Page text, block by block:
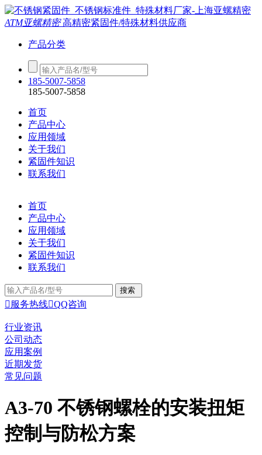
ATM亚螺精密高精密紧固件/特殊材料供应商
产品分类
185-5007-5858
185-5007-5858
首页
产品中心
应用领域
关于我们
紧固件知识
联系我们
首页
产品中心
应用领域
关于我们
紧固件知识
联系我们
 服务热线QQ咨询
行业资讯
公司动态
应用案例
近期发货
常见问题
A3-70 不锈钢螺栓的安装扭矩
控制与防松方案